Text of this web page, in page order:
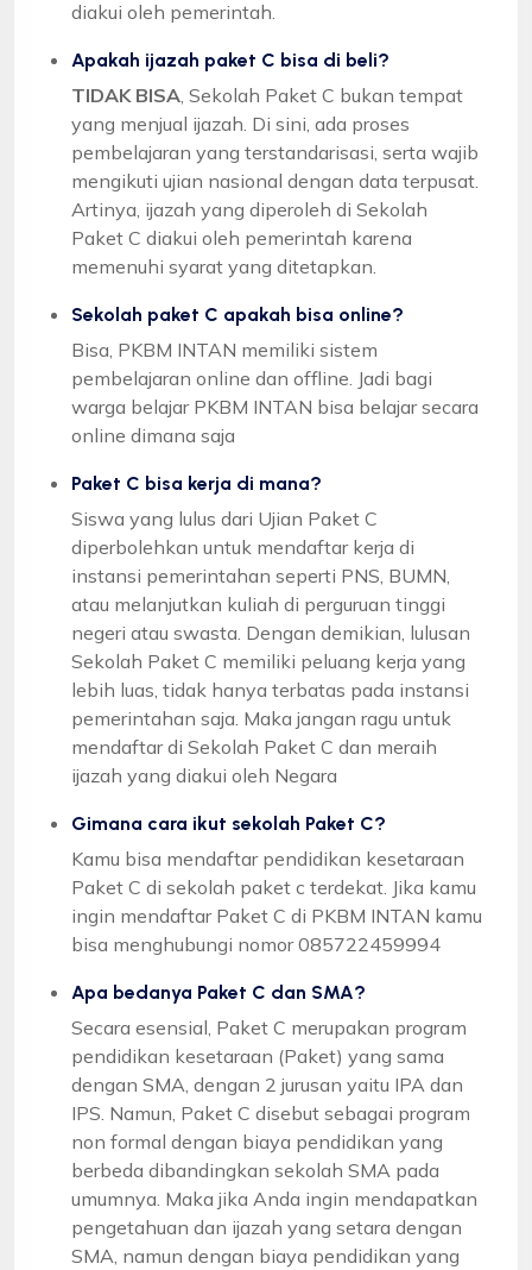
diakui oleh pemerintah.
Apakah ijazah paket C bisa di beli?
TIDAK BISA , Sekolah Paket C bukan tempat
yang menjual ijazah. Di sini, ada proses
pembelajaran yang terstandarisasi, serta wajib
mengikuti ujian nasional dengan data terpusat.
Artinya, ijazah yang diperoleh di Sekolah
Paket C diakui oleh pemerintah karena
memenuhi syarat yang ditetapkan.
Sekolah paket C apakah bisa online?
Bisa, PKBM INTAN memiliki sistem
pembelajaran online dan offline. Jadi bagi
warga belajar PKBM INTAN bisa belajar secara
online dimana saja
Paket C bisa kerja di mana?
Siswa yang lulus dari Ujian Paket C
diperbolehkan untuk mendaftar kerja di
instansi pemerintahan seperti PNS, BUMN,
atau melanjutkan kuliah di perguruan tinggi
negeri atau swasta. Dengan demikian, lulusan
Sekolah Paket C memiliki peluang kerja yang
lebih luas, tidak hanya terbatas pada instansi
pemerintahan saja. Maka jangan ragu untuk
mendaftar di Sekolah Paket C dan meraih
ijazah yang diakui oleh Negara
Gimana cara ikut sekolah Paket C?
Kamu bisa mendaftar pendidikan kesetaraan
Paket C di sekolah paket c terdekat. Jika kamu
ingin mendaftar Paket C di PKBM INTAN kamu
bisa menghubungi nomor 085722459994
Apa bedanya Paket C dan SMA?
Secara esensial, Paket C merupakan program
pendidikan kesetaraan (Paket) yang sama
dengan SMA, dengan 2 jurusan yaitu IPA dan
IPS. Namun, Paket C disebut sebagai program
non formal dengan biaya pendidikan yang
berbeda dibandingkan sekolah SMA pada
umumnya. Maka jika Anda ingin mendapatkan
pengetahuan dan ijazah yang setara dengan
SMA, namun dengan biaya pendidikan yang